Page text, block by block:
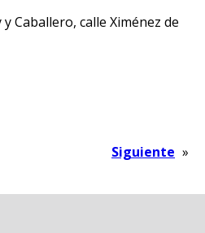
Caballero, calle Ximénez de
Siguiente »